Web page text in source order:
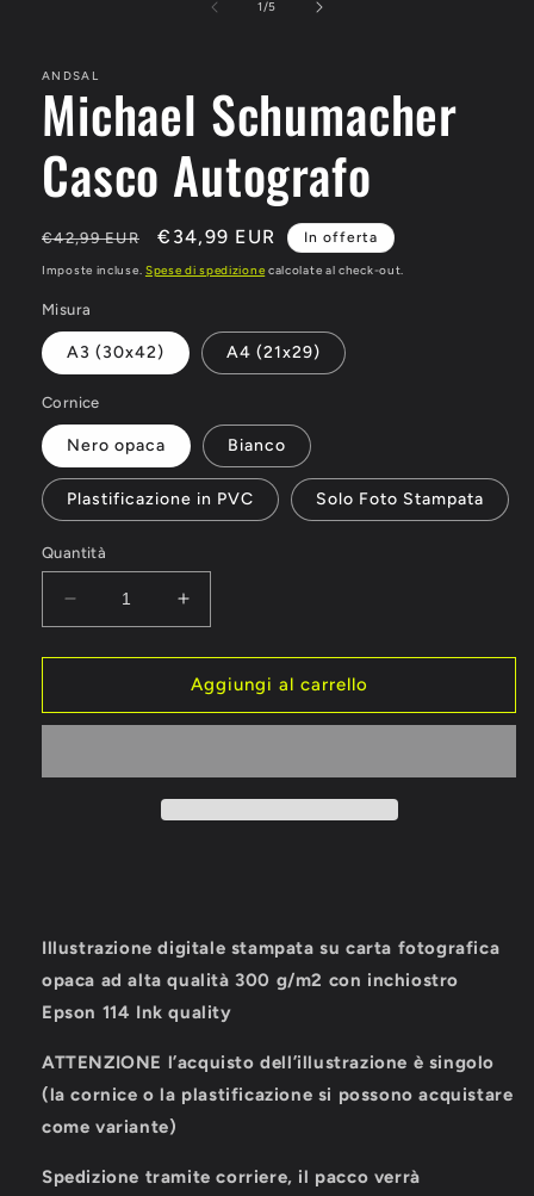
1/su
5
ANDSAL
Michael Schumacher
Casco Autografo
Prezzo
di
€42,99 EUR
Prezzo
scontato
€34,99 EUR In offerta
Imposte incluse. Spese di spedizione calcolate al check-out.
Misura
A3 (30x42) A4 (21x29)
Cornice
Nero opaca Bianco
Plastificazione in PVC Solo Foto Stampata
Quantità
Diminuisci
quantità
per
Schumacher
Aumenta
quantità
per
Michael
Schumacher
Aggiungi al carrello
Illustrazione digitale stampata su carta fotografica
opaca ad alta qualità 300 g/m2 con inchiostro
Epson 114 Ink quality
ATTENZIONE l’acquisto dell’illustrazione è singolo
(la cornice o la plastificazione si possono acquistare
come variante)
Spedizione tramite corriere, il pacco verrà